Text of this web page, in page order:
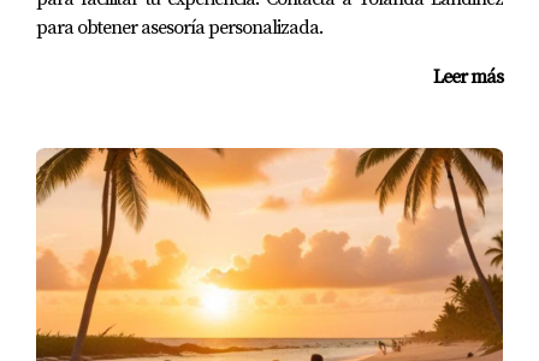
amigos nuevos. Para ellos, vivir aquí ha significado no
solo un cambio geográfico sino también un
enriquecimiento personal. El estilo de vida relajado pero
descanso como del entretenimiento.
Oportunidades de Negocio
Finalmente, consideremos el caso de Juan, un
empresario que vio potencial en abrir un restaurante en
Cap Cana. Con su experiencia previa en gastronomía y su
amor por la cocina caribeña, decidió arriesgarse e
para obtener asesoría personalizada.
Leer más